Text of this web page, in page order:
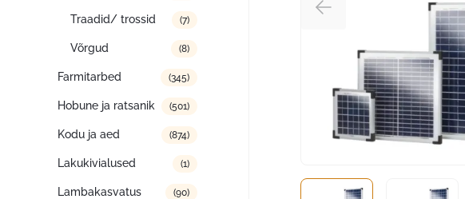
Traadid/ trossid (7)
Võrgud (8)
Farmitarbed (345)
Hobune ja ratsanik (501)
Kodu ja aed (874)
Lakukivialused (1)
Lambakasvatus (90)